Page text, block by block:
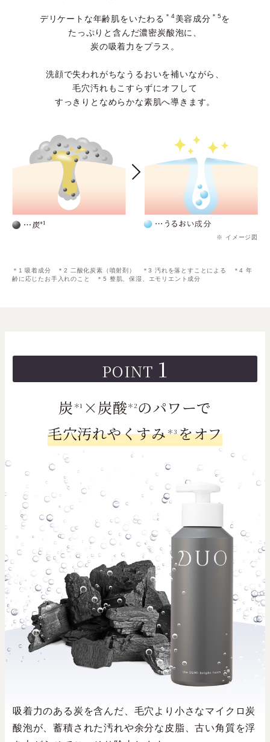
デリケートな年齢肌をいたわる ＊4美容成分 ＊5を
たっぷりと含んだ濃密炭酸泡に、
炭の吸着⼒をプラス。
洗顔で失われがちなうるおいを補いながら、
⽑⽳汚れもこすらずにオフして
すっきりとなめらかな素肌へ導きます。
※ イメージ図
＊1 吸着成分 ＊2 ⼆酸化炭素（噴射剤） ＊3 汚れを落とすことによる ＊4 年
齢に応じたお⼿⼊れのこと ＊5 整肌、保湿、エモリエント成分
POINT 1
炭 ＊1 ×炭酸 ＊2のパワーで
毛穴汚れやくすみ ＊3 をオフ
吸着力のある炭を含んだ、毛穴より小さなマイクロ炭
酸泡が、蓄積された汚れや余分な皮脂、古い角質を浮